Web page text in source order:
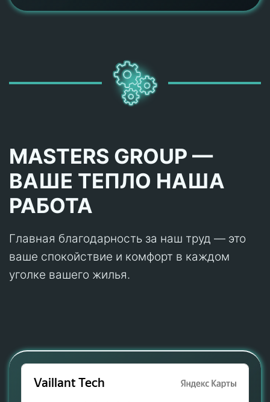
MASTERS GROUP —
ВАШЕ ТЕПЛО НАША
РАБОТА
Главная благодарность за наш труд — это
ваше спокойствие и комфорт в каждом
уголке вашего жилья.